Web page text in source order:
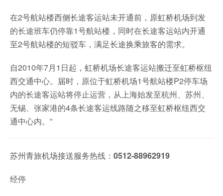
在2号航站楼西侧长途客运站未开通前，原虹桥机场到发
的长途班车仍停靠1号航站楼，同时在长途客运站内开通
至2号航站楼的短驳车，满足长途换乘旅客的需求。
自2010年7月1日起，虹桥机场长途客运站搬迁至虹桥枢纽
西交通中心。届时，原位于虹桥机场1号航站楼P2停车场
内的长途客运站将停止运营，从上海始发至杭州、苏州、
无锡、张家港的4条长途客运线路随之移至虹桥枢纽西交
通中心内。”
苏州青旅机场接送服务热线： 0512-88962919
经停